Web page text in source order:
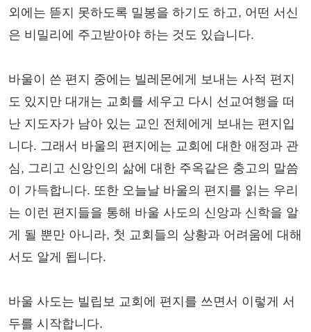
외에는 뜯지 못하도록 밀봉을 하기도 하고, 어떤 서신
은 비밀리에 주고받아야 하는 것도 있습니다.
바울이 쓴 편지 중에는 빌레몬에게 보내는 사적 편지
도 있지만 대개는 교회를 세우고 다시 선교여행을 떠
난 지도자가 남아 있는 교인 전체에게 보내는 편지입
니다. 그래서 바울의 편지에는 교회에 대한 애정과 관
심, 그리고 신앙인의 삶에 대한 주옥같은 충고의 말씀
이 가득합니다. 또한 오늘날 바울의 편지를 읽는 우리
는 이런 편지들을 통해 바울 사도의 신앙과 신학을 알
게 될 뿐만 아니라, 첫 교회들의 상황과 어려움에 대해
서도 알게 됩니다.
바울 사도는 빌립보 교회에 편지를 쓰면서 이렇게 서
두를 시작합니다.